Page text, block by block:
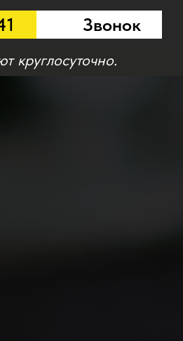
Звонок
круглосуточно.